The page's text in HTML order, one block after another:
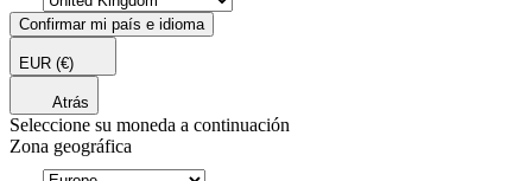
Confirmar mi país e idioma
EUR (€)
Atrás
Seleccione su moneda a continuación
Zona geográfica